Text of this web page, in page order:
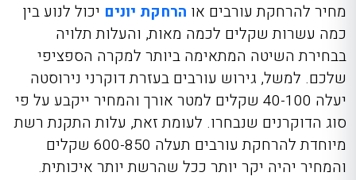
מחיר להרחקת עורבים או הרחקת יונים יכול לנוע בין
כמה עשרות שקלים לכמה מאות, והעלות תלויה
בבחירת השיטה המתאימה ביותר למקרה הספציפי
שלכם. למשל, גירוש עורבים בעזרת דוקרני נירוסטה
יעלה
40-100 שקלים למטר אורך והמחיר ייקבע על פי
סוג הדוקרנים שנבחרו. לעומת זאת, עלות התקנת רשת
מיוחדת להרחקת עורבים תעלה 600-850 שקלים
והמחיר יהיה יקר יותר ככל שהרשת יותר איכותית.